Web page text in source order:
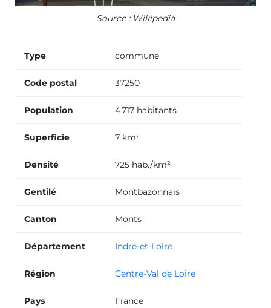
Source : Wikipedia
Type commune
Code postal 37250
Population 4 717 habitants
Superficie 7 km²
Densité 725 hab./km²
Gentilé Montbazonnais
Canton Monts
Département Indre-et-Loire
Région Centre-Val de Loire
Pays France